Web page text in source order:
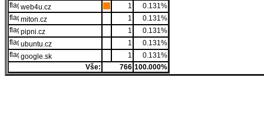
web4u.cz
1
0.131%
miton.cz
1
0.131%
pipni.cz
1
0.131%
ubuntu.cz
1
0.131%
google.sk
1
0.131%
Vše:
766 100.000%